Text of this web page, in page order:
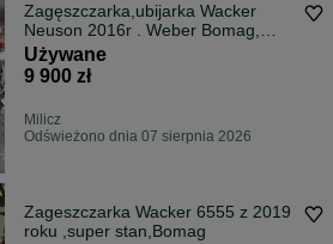
Zagęszczarka,ubijarka Wacker
Neuson 2016r . Weber Bomag,
AMMANN
Używane
9 900 zł
Milicz
Odświeżono dnia 07 sierpnia 2026
Zageszczarka Wacker 6555 z 2019
roku ,super stan,Bomag